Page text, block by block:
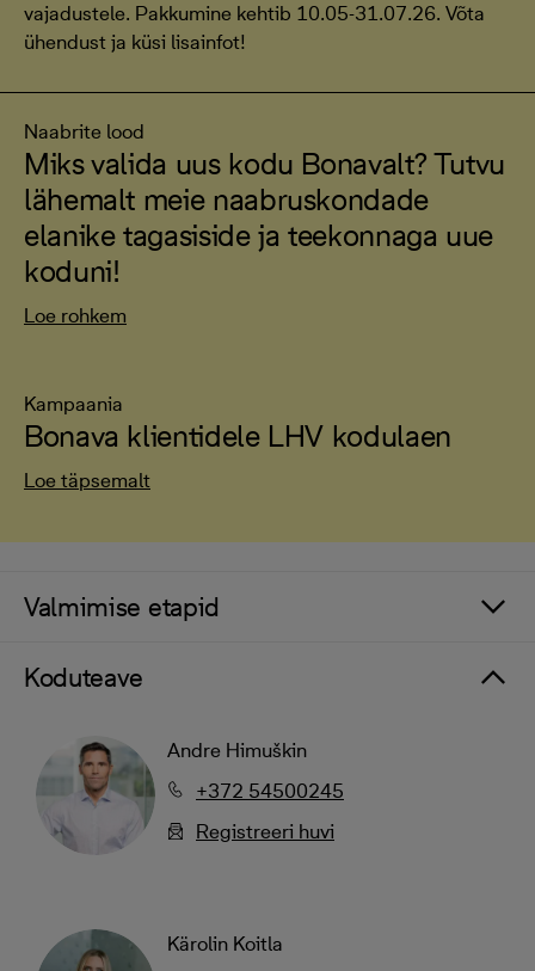
vajadustele. Pakkumine kehtib 10.05-31.07.26. Võta
ühendust ja küsi lisainfot!
Naabrite lood
Miks valida uus kodu Bonavalt? Tutvu
lähemalt meie naabruskondade
elanike tagasiside ja teekonnaga uue
koduni!
Loe rohkem
Kampaania
Bonava klientidele LHV kodulaen
Loe täpsemalt
Valmimise etapid
Koduteave
Andre Himuškin
+372 54500245
Registreeri huvi
Kärolin Koitla